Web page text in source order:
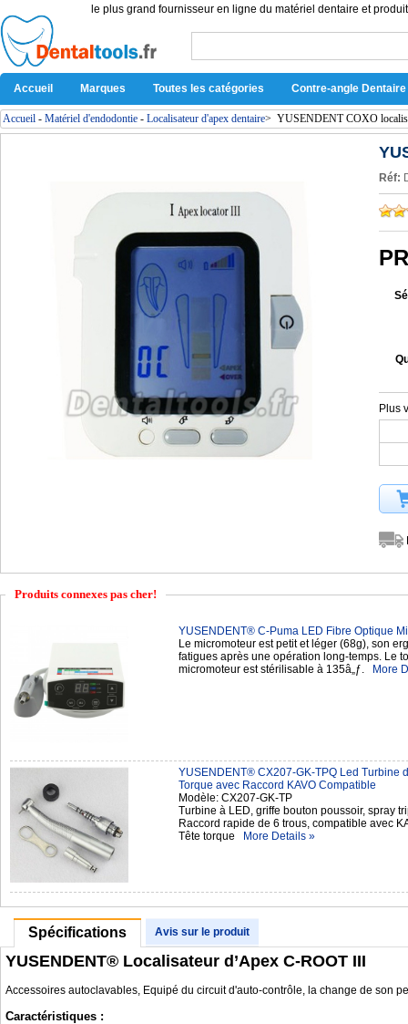
le plus grand fournisseur en ligne du matériel dentaire et
Accueil Marques Toutes les catégories Contre-angle Dentaire
Accueil - Matériel d'endodontie - Localisateur d'apex dentaire> YUSENDENT COXO
Réf:
Plus
Produits connexes pas cher!
YUSENDENT® C-Puma LED Fibre Optique
Le micromoteur est petit et léger (68g), son
fatigues après une opération long-temps. Le
micromoteur est stérilisable à 135â„ƒ.
More
YUSENDENT® CX207-GK-TPQ Led Turbine
Torque avec Raccord KAVO Compatible
Modèle: CX207-GK-TP
Turbine à LED, griffe bouton poussoir, spray
Raccord rapide de 6 trous, compatible avec
Tête torque
More Details »
Spécifications Avis sur le produit
YUSENDENT® Localisateur d’Apex C-ROOT III
Accessoires autoclavables, Equipé du circuit d'auto-contrôle, la change de son
Caractéristiques :